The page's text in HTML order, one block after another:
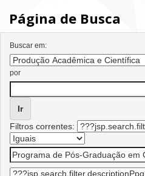
Página de Busca
Buscar em:
por
Filtros correntes: